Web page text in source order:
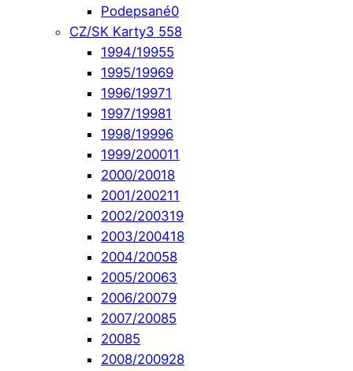
Podepsané0
CZ/SK Karty3 558
1994/19955
1995/19969
1996/19971
1997/19981
1998/19996
1999/200011
2000/20018
2001/200211
2002/200319
2003/200418
2004/20058
2005/20063
2006/20079
2007/20085
20085
2008/200928